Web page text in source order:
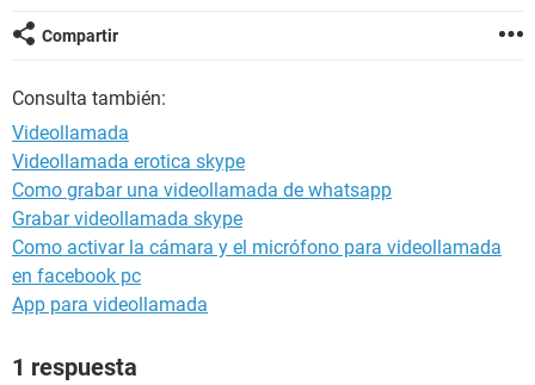
Compartir
Consulta también:
Videollamada
Videollamada erotica skype
Como grabar una videollamada de whatsapp
Grabar videollamada skype
Como activar la cámara y el micrófono para videollamada
en facebook pc
App para videollamada
1 respuesta